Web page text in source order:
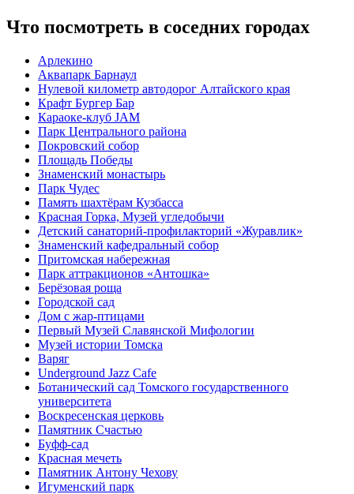
Что посмотреть в соседних городах
Арлекино
Аквапарк Барнаул
Нулевой километр автодорог Алтайского края
Крафт Бургер Бар
Караоке-клуб JAM
Парк Центрального района
Покровский собор
Площадь Победы
Знаменский монастырь
Парк Чудес
Память шахтёрам Кузбасса
Красная Горка, Музей угледобычи
Детский санаторий-профилакторий «Журавлик»
Знаменский кафедральный собор
Притомская набережная
Парк аттракционов «Антошка»
Берёзовая роща
Городской сад
Дом с жар-птицами
Первый Музей Славянской Мифологии
Музей истории Томска
Варяг
Underground Jazz Cafe
Ботанический сад Томского государственного
университета
Воскресенская церковь
Памятник Счастью
Буфф-сад
Красная мечеть
Памятник Антону Чехову
Игуменский парк